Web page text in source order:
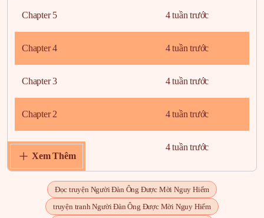
Chapter 5 4 tuần trước
Chapter 4 4 tuần trước
Chapter 3 4 tuần trước
Chapter 2 4 tuần trước
Chapter 1
4 tuần trước
Xem Thêm
Đọc truyện Người Đàn Ông Được Mời Nguy Hiểm
truyện tranh Người Đàn Ông Được Mời Nguy Hiểm